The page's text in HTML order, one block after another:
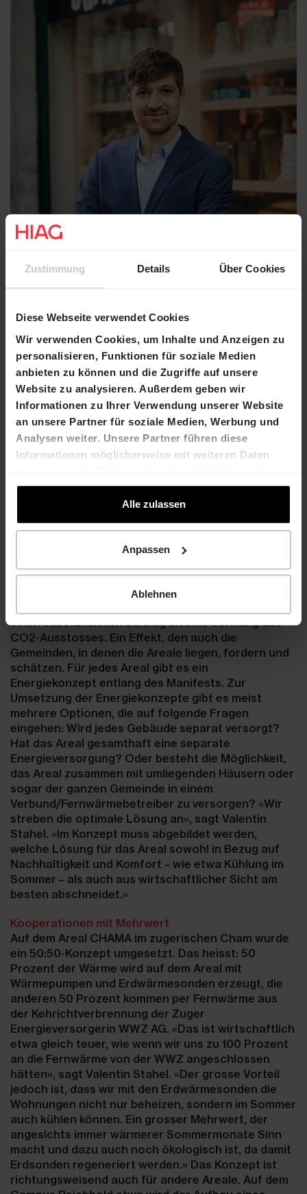
Zustimmung Details Über Cookies
Diese Webseite verwendet Cookies
Wir verwenden Cookies, um Inhalte und Anzeigen zu
personalisieren, Funktionen für soziale Medien
anbieten zu können und die Zugriffe auf unsere
Website zu analysieren. Außerdem geben wir
Informationen zu Ihrer Verwendung unserer Website
an unsere Partner für soziale Medien, Werbung und
Analysen weiter. Unsere Partner führen diese
Informationen möglicherweise mit weiteren Daten
die sie im Rahmen Ihrer Nutzung der Dienste
Alle zulassen
Anpassen
Ablehnen
«Unser Ziel ist eine zu 100 Prozent CO₂-
neutrale Energieversorgung unserer
Arealentwicklungen.»
Valentin Stahel, Projektentwickler Energie und
Nachhaltigkeit
Nachhaltige Zielsetzungen beinhalten auch stets
eine gute Wirtschaftlichkeit. Das ist insbesondere
Projektentwickler: «Es ist in der Regel weder
wirtschaftlich noch ökologisch sinnvoll, wenn jedes
entwickelt.» Die zukunftsweisenden
Energiekonzepte bringen den Mietern und
einen substanziellen Beitrag an eine Senkung des
CO2-Ausstosses. Ein Effekt, den auch die
Gemeinden, in denen die Areale liegen, fordern und
schätzen. Für jedes Areal gibt es ein
Energiekonzept entlang des Manifests. Zur
Umsetzung der Energiekonzepte gibt es meist
mehrere Optionen, die auf folgende Fragen
eingehen: Wird jedes Gebäude separat versorgt?
Hat das Areal gesamthaft eine separate
Energieversorgung? Oder besteht die Möglichkeit,
das Areal zusammen mit umliegenden Häusern oder
sogar der ganzen Gemeinde in einem
Verbund/Fernwärmebetreiber zu versorgen? «Wir
streben die optimale Lösung an», sagt Valentin
Stahel. «Im Konzept muss abgebildet werden,
welche Lösung für das Areal sowohl in Bezug auf
Nachhaltigkeit und Komfort – wie etwa Kühlung im
Sommer – als auch aus wirtschaftlicher Sicht am
besten abschneidet.»
Kooperationen mit Mehrwert
Auf dem Areal CHAMA im zugerischen Cham wurde
ein 50:50-Konzept umgesetzt. Das heisst: 50
Prozent der Wärme wird auf dem Areal mit
Wärmepumpen und Erdwärmesonden erzeugt, die
anderen 50 Prozent kommen per Fernwärme aus
der Kehrichtverbrennung der Zuger
Energieversorgerin WWZ AG. «Das ist wirtschaftlich
etwa gleich teuer, wie wenn wir uns zu 100 Prozent
an die Fernwärme von der WWZ angeschlossen
hätten», sagt Valentin Stahel. «Der grosse Vorteil
jedoch ist, dass wir mit den Erdwärmesonden die
Wohnungen nicht nur beheizen, sondern im Sommer
auch kühlen können. Ein grosser Mehrwert, der
angesichts immer wärmerer Sommermonate Sinn
macht und dazu auch noch ökologisch ist, da damit
Erdsonden regeneriert werden.» Das Konzept ist
richtungsweisend auch für andere Areale. Auf dem